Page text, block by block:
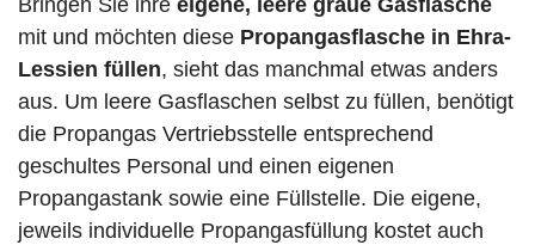
Bringen Sie ihre eigene, leere graue Gasflasche
mit und möchten diese Propangasflasche in Ehra-
Lessien füllen, sieht das manchmal etwas anders
aus. Um leere Gasflaschen selbst zu füllen, benötigt
die Propangas Vertriebsstelle entsprechend
geschultes Personal und einen eigenen
Propangastank sowie eine Füllstelle. Die eigene,
jeweils individuelle Propangasfüllung kostet auch